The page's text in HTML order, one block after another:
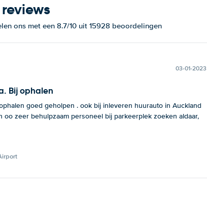
ons met een 8.7/10 uit 15928 beoordelingen
03-01-2023
Bij ophalen
goed geholpen . ook bij inleveren huurauto in Auckland
oo zeer behulpzaam personeel bij parkeerplek zoeken aldaar,